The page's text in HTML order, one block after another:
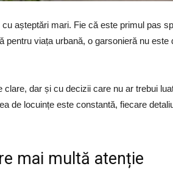
așteptări mari. Fie că este primul pas
pentru viața urbană, o garsonieră nu este
dar și cu decizii care nu ar trebui
de locuințe este constantă, fiecare
mai multă atenție